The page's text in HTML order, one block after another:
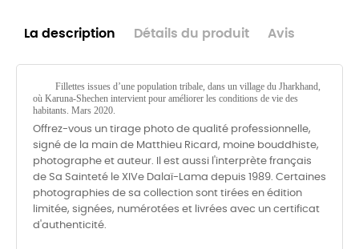
La description Détails du produit Avis
Fillettes issues d’une population tribale, dans un village du Jharkhand,
où Karuna-Shechen intervient pour améliorer les conditions de vie des
habitants. Mars 2020.
Offrez-vous un tirage photo de qualité professionnelle,
signé de la main de Matthieu Ricard, moine bouddhiste,
photographe et auteur. Il est aussi l'interprète français
de Sa Sainteté le XIVe Dalaï-Lama depuis 1989. Certaines
photographies de sa collection sont tirées en édition
limitée, signées, numérotées et livrées avec un certificat
d'authenticité.